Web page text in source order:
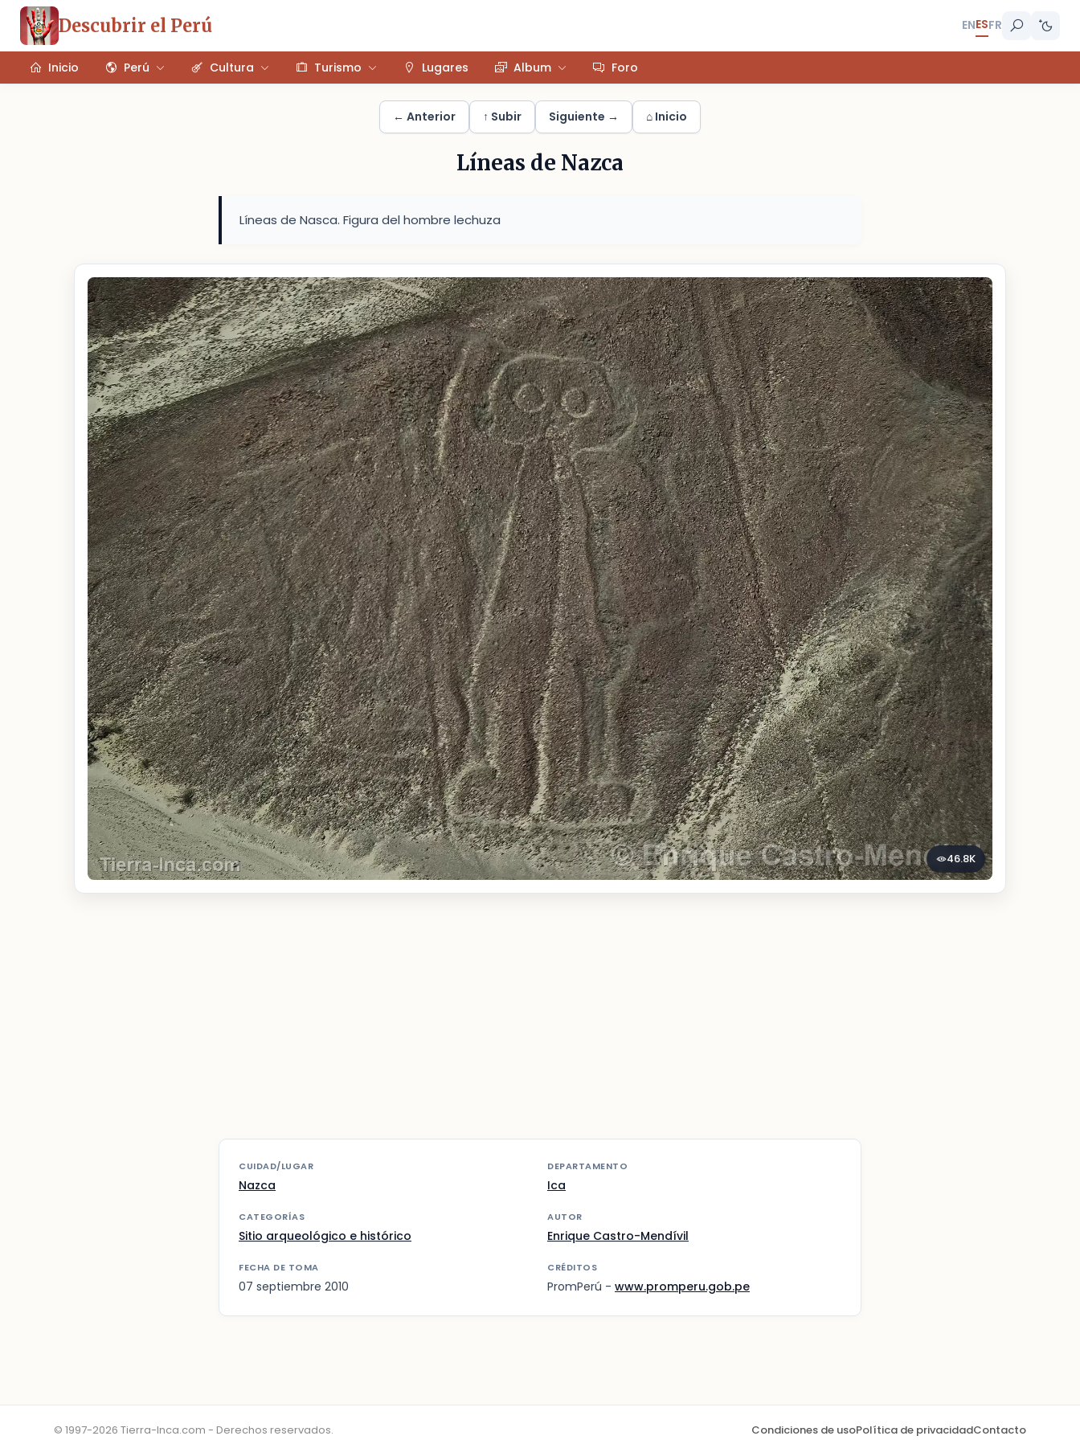
Descubrir el Perú ENESFR
Inicio Perú Cultura Turismo Lugares Album Foro
← Anterior ↑ Subir Siguiente → ⌂ Inicio
Líneas de Nazca
Líneas de Nasca. Figura del hombre lechuza
46.8K
CUIDAD/LUGAR
Nazca
DEPARTAMENTO
Ica
CATEGORÍAS
Sitio arqueológico e histórico
AUTOR
Enrique Castro-Mendívil
FECHA DE TOMA
07 septiembre 2010
CRÉDITOS
PromPerú - www.promperu.gob.pe
© 1997-2026 Tierra-Inca.com - Derechos reservados. Condiciones de usoPolítica de privacidadContacto